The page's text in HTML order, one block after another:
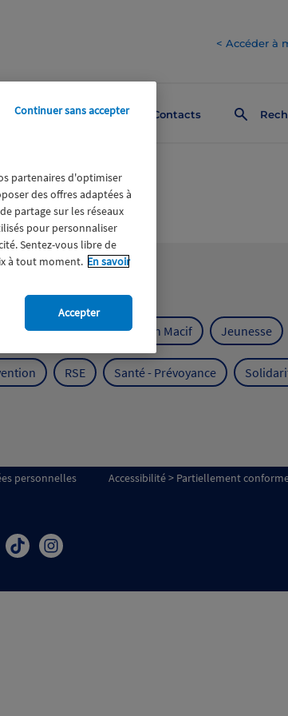
< Accéder à
Contacts
clients Fondation Macif Jeunesse
RSE Santé - Prévoyance
personnelles
Accessibilité > Partiellement
partenaires d'optimiser
des offres adaptées à
partage sur les réseaux
pour personnaliser
Sentez-vous libre de
à tout moment. En savoir
Continuer sans accepter
Accepter